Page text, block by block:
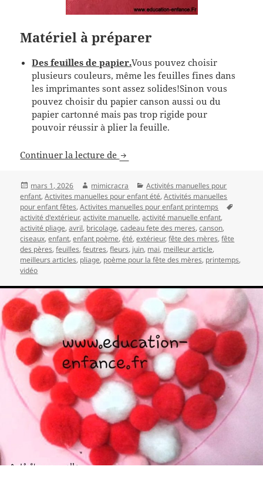
Matériel à préparer
Des feuilles de papier.Vous pouvez choisir
plusieurs couleurs, même les feuilles fines dans
les imprimantes sont assez solides!Sinon vous
pouvez choisir du papier canson aussi ou du
papier cartonné mais pas trop rigide pour
pouvoir réussir à plier la feuille.
Continuer la lecture de Activité manuelle de printemps
Publié
le
mars 1, 2026 Auteur
mimicracra Catégories
Activités manuelles pour
enfant,Activites manuelles pour enfant été,Activités manuelles
pour enfant fêtes,Activites manuelles pour enfant printemps
activité d'extérieur,activite manuelle,activité manuelle enfant,
activité pliage,avril, bricolage,cadeau fete des meres,canson,
ciseaux,enfant,enfant poème,été,extérieur,fête des mères,fête
des pères,feuilles,feutres,fleurs, juin, mai, meilleur article,
meilleurs articles, pliage, poème pour la fête des mères, printemps,
vidéo